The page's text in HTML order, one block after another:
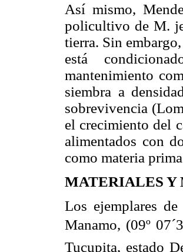
Así mismo,
policultivo de M.
tierra. Sin
está
mantenimiento
siembra a
sobrevivencia
el crecimiento del
alimentados con
como materia
MATERIALES Y
Los ejemplares
Manamo, (09º
Tucupita, estado